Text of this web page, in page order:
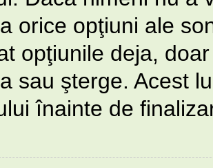
orice opţiuni ale
opţiunile deja,
sau şterge. Acest
înainte de